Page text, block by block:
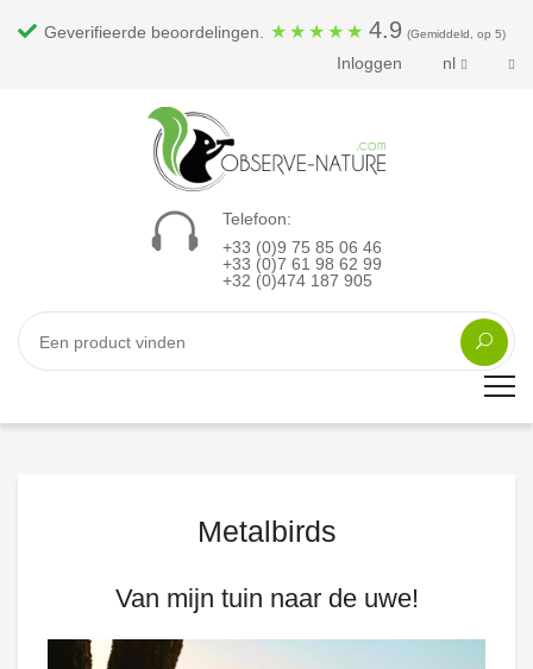
Geverifieerde beoordelingen. ★ ★ ★ ★ ★ 4.9 (Gemiddeld, op 5)
Inloggen nl
Telefoon:
+33 (0)9 75 85 06 46
+33 (0)7 61 98 62 99
+32 (0)474 187 905
Metalbirds
Van mijn tuin naar de uwe!